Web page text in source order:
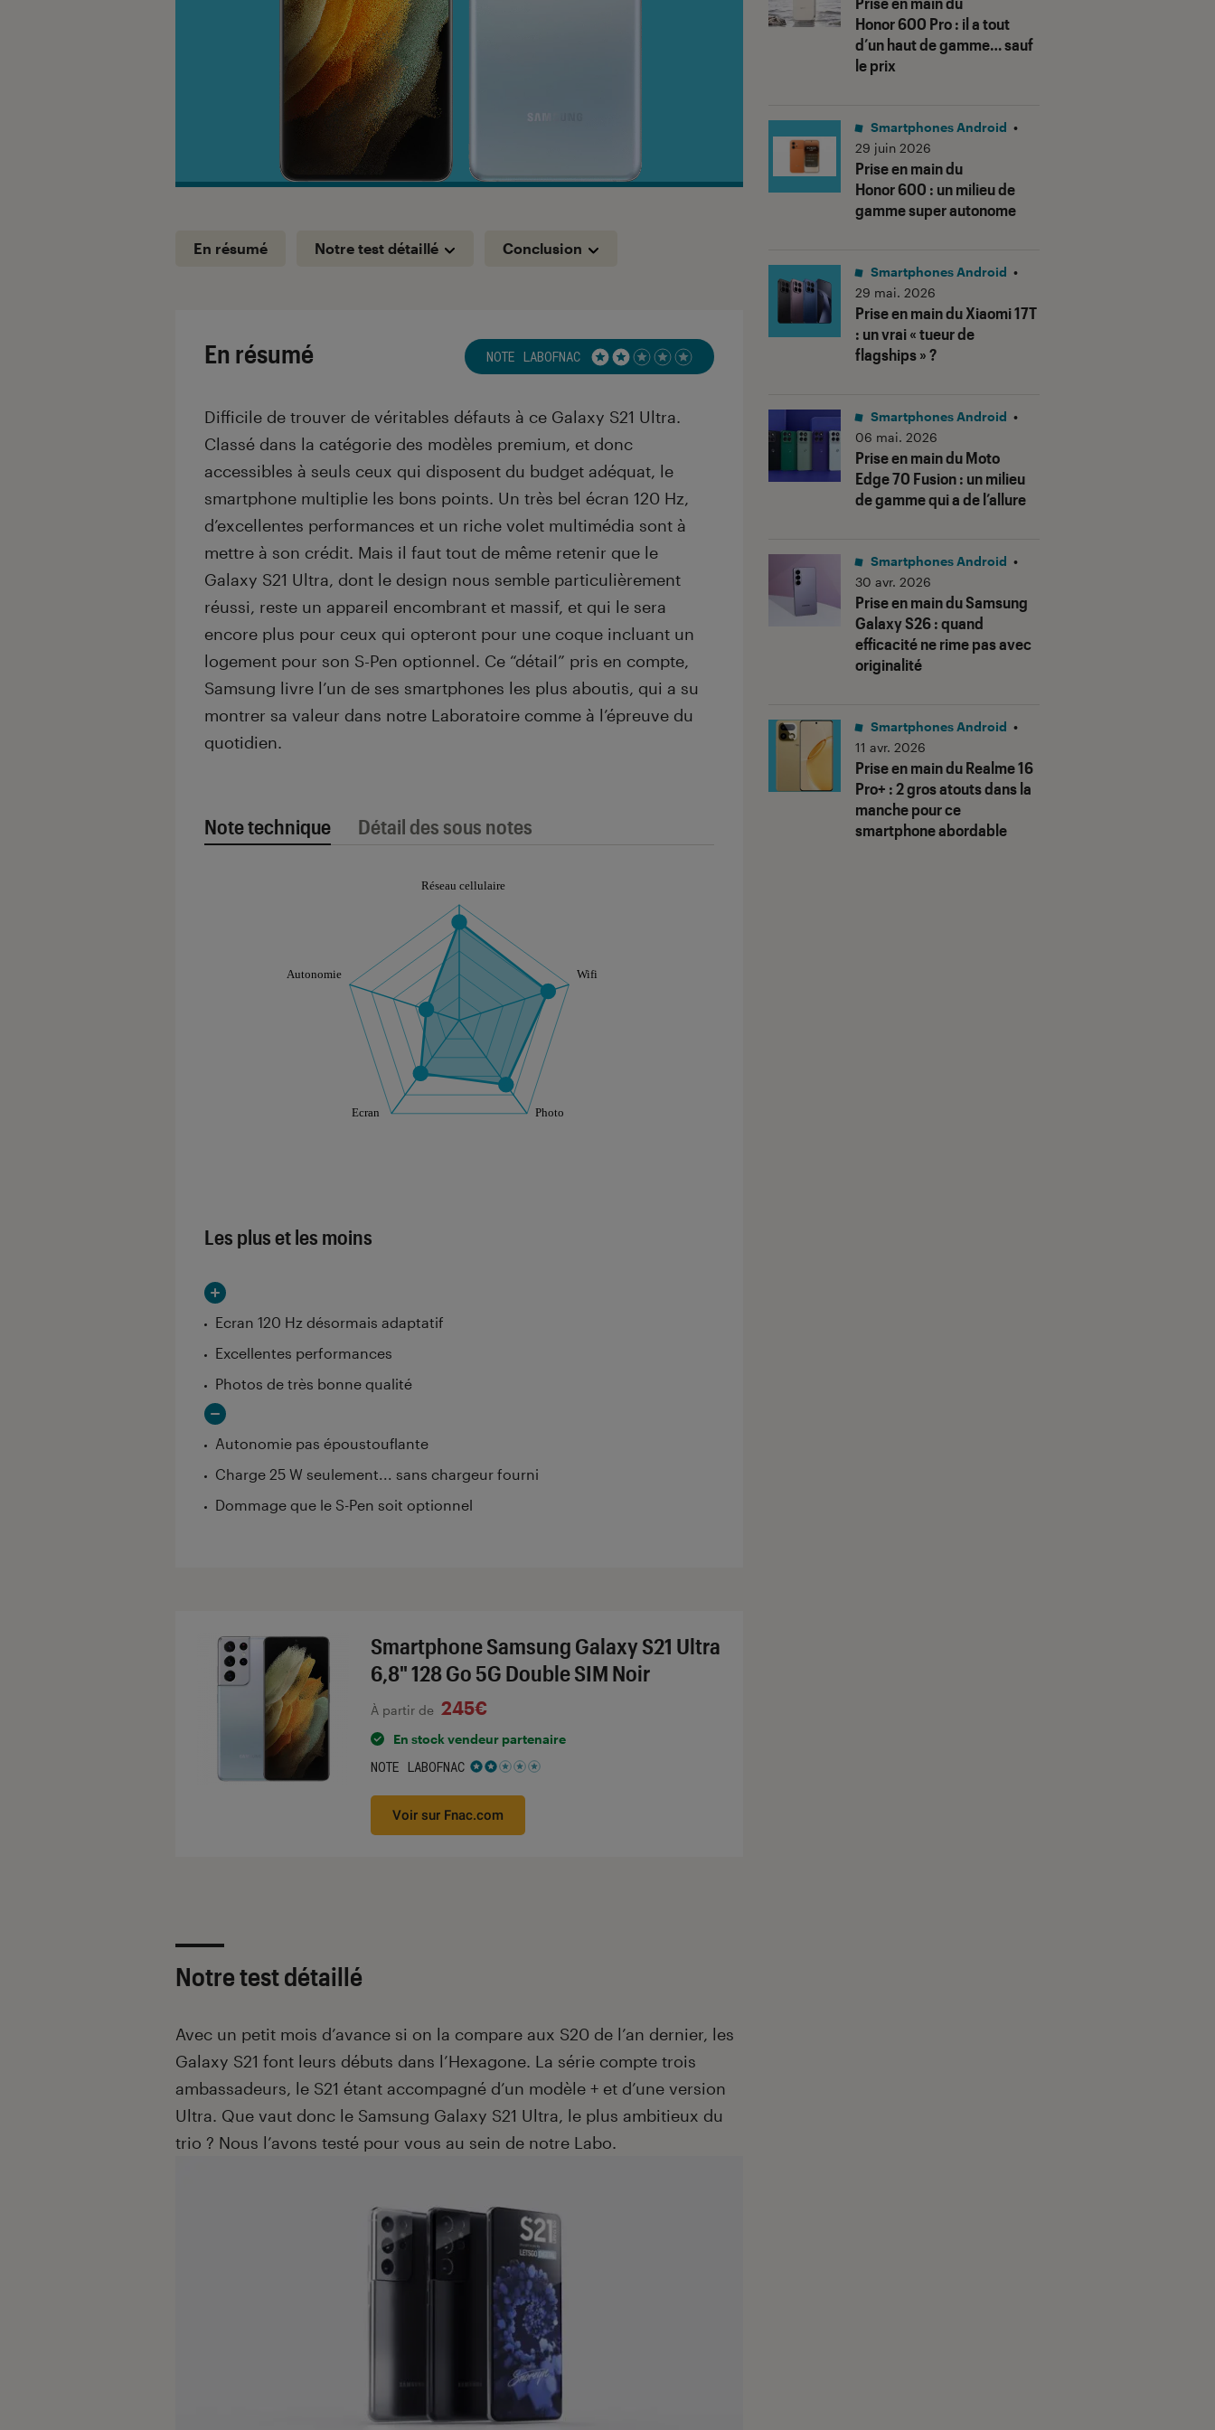
En résumé Notre test détaillé Conclusion
En résumé NOTE LABOFNAC Noté 2 étoiles sur 5
Difficile de trouver de véritables défauts à ce Galaxy S21 Ultra.
Classé dans la catégorie des modèles premium, et donc
accessibles à seuls ceux qui disposent du budget adéquat, le
smartphone multiplie les bons points. Un très bel écran 120 Hz,
d’excellentes performances et un riche volet multimédia sont à
mettre à son crédit. Mais il faut tout de même retenir que le
Galaxy S21 Ultra, dont le design nous semble particulièrement
réussi, reste un appareil encombrant et massif, et qui le sera
encore plus pour ceux qui opteront pour une coque incluant un
logement pour son S-Pen optionnel. Ce “détail” pris en compte,
Samsung livre l’un de ses smartphones les plus aboutis, qui a su
montrer sa valeur dans notre Laboratoire comme à l’épreuve du
quotidien.
Note technique Détail des sous notes
Les plus et les moins
Ecran 120 Hz désormais adaptatif
Excellentes performances
Photos de très bonne qualité
Autonomie pas époustouflante
Charge 25 W seulement... sans chargeur fourni
Dommage que le S-Pen soit optionnel
Smartphone Samsung Galaxy S21 Ultra
6,8" 128 Go 5G Double SIM Noir
À partir de 245€
En stock vendeur partenaire
NOTE LABOFNAC
Noté 2 étoiles sur 5
Voir sur Fnac.com
Notre test détaillé
Avec un petit mois d’avance si on la compare aux S20 de l’an dernier, les
Galaxy S21 font leurs débuts dans l’Hexagone. La série compte trois
ambassadeurs, le S21 étant accompagné d’un modèle + et d’une version
Ultra. Que vaut donc le Samsung Galaxy S21 Ultra, le plus ambitieux du
trio ? Nous l’avons testé pour vous au sein de notre Labo.
Honor 600 Pro : il a tout
d’un haut de gamme… sauf
le prix
Prise en main du
Honor 600 : un milieu de
gamme super autonome
Smartphones Android •
29 juin 2026
Prise en main du Xiaomi 17T
: un vrai « tueur de
flagships » ?
Smartphones Android •
29 mai. 2026
Prise en main du Moto
Edge 70 Fusion : un milieu
de gamme qui a de l’allure
Smartphones Android •
06 mai. 2026
Prise en main du Samsung
Galaxy S26 : quand
efficacité ne rime pas avec
originalité
Smartphones Android •
30 avr. 2026
Prise en main du Realme 16
Pro+ : 2 gros atouts dans la
manche pour ce
smartphone abordable
Smartphones Android •
11 avr. 2026